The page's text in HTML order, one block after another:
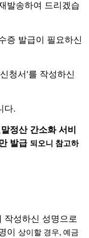
발송하여 드리겠습
증 발급이 필요하신
청서 ’를 작성하신
다.
정산 간소화 서비
발급 되오니 참고하
작성하신 성명으로
이 상이할 경우, 예금